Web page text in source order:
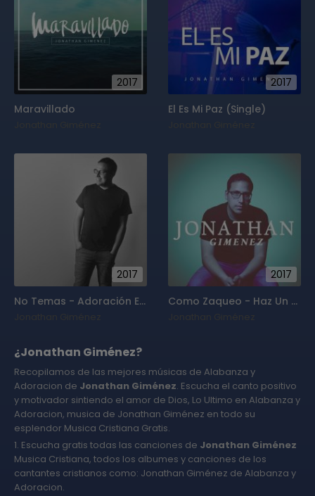
2017
Maravillado
2017
El Es Mi Paz (Single)
2017
No Temas - Adoración En Vivo (Single)
2017
Como Zaqueo - Haz Un Milagro En Mi (Single)
¿Jonathan Giménez?
Recopilamos de las mejores músicas de Alabanza y
Adoracion de Jonathan Giménez. Escucha el canto positivo
y motivador sintiendo el amor de Dios, Lo Ultimo en Alabanza y
Adoracion, musica de Jonathan Giménez en todo su
esplendor Musica Cristiana Gratis.
1. Escucha gratis todas las canciones de Jonathan Giménez
Musica Cristiana, todos los albumes y canciones de los
cantantes cristianos como: Jonathan Giménez de Alabanza y
Adoracion.